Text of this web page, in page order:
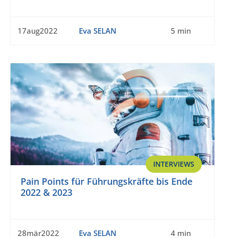
17aug2022 Eva SELAN 5 min
INTERVIEWS
Pain Points für Führungskräfte bis Ende
2022 & 2023
28mär2022 Eva SELAN 4 min